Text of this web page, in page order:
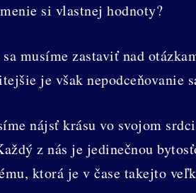
si vlastnej hodnoty?
sa musíme zastaviť nad
je však nepodceňovanie
nájsť krásu vo svojom
z nás je jedinečnou
ktorá je v čase takejto